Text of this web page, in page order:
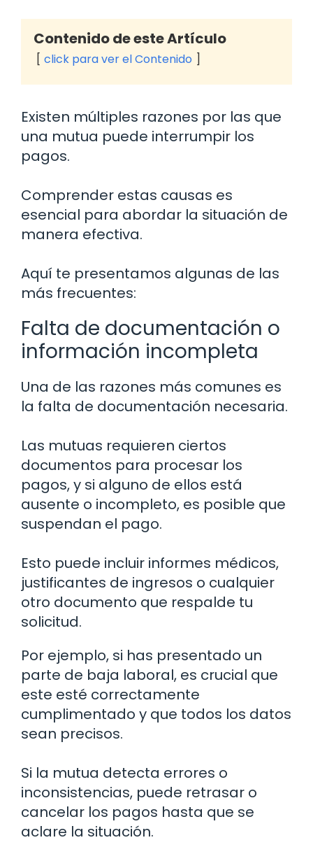
Contenido de este Artículo
click para ver el Contenido
Existen múltiples razones por las que
una mutua puede interrumpir los
pagos.
Comprender estas causas es
esencial para abordar la situación de
manera efectiva.
Aquí te presentamos algunas de las
más frecuentes:
Falta de documentación o
información incompleta
Una de las razones más comunes es
la falta de documentación necesaria.
Las mutuas requieren ciertos
documentos para procesar los
pagos, y si alguno de ellos está
ausente o incompleto, es posible que
suspendan el pago.
Esto puede incluir informes médicos,
justificantes de ingresos o cualquier
otro documento que respalde tu
solicitud.
Por ejemplo, si has presentado un
parte de baja laboral, es crucial que
este esté correctamente
cumplimentado y que todos los datos
sean precisos.
Si la mutua detecta errores o
inconsistencias, puede retrasar o
cancelar los pagos hasta que se
aclare la situación.